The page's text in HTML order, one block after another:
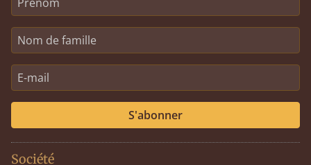
S'abonner
Société